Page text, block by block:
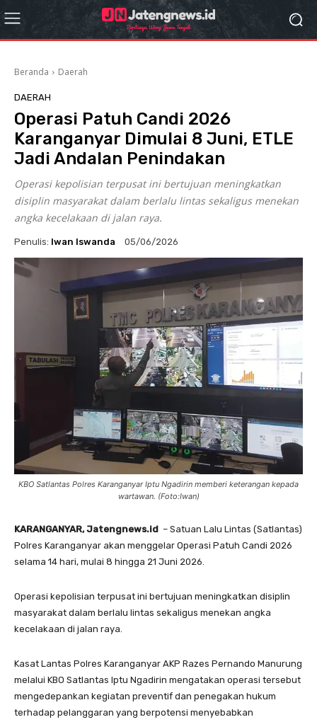
Beranda Daerah
DAERAH
Operasi Patuh Candi 2026
Karanganyar Dimulai 8 Juni, ETLE
Jadi Andalan Penindakan
Operasi kepolisian terpusat ini bertujuan meningkatkan
disiplin masyarakat dalam berlalu lintas sekaligus menekan
angka kecelakaan di jalan raya.
Penulis: Iwan Iswanda 05/06/2026
KBO Satlantas Polres Karanganyar Iptu Ngadirin memberi keterangan kepada
wartawan. (Foto:Iwan)
KARANGANYAR, Jatengnews.id – Satuan Lalu Lintas (Satlantas)
Polres Karanganyar akan menggelar Operasi Patuh Candi 2026
selama 14 hari, mulai 8 hingga 21 Juni 2026.
Operasi kepolisian terpusat ini bertujuan meningkatkan disiplin
masyarakat dalam berlalu lintas sekaligus menekan angka
kecelakaan di jalan raya.
Kasat Lantas Polres Karanganyar AKP Razes Pernando Manurung
melalui KBO Satlantas Iptu Ngadirin mengatakan operasi tersebut
mengedepankan kegiatan preventif dan penegakan hukum
terhadap pelanggaran yang berpotensi menyebabkan